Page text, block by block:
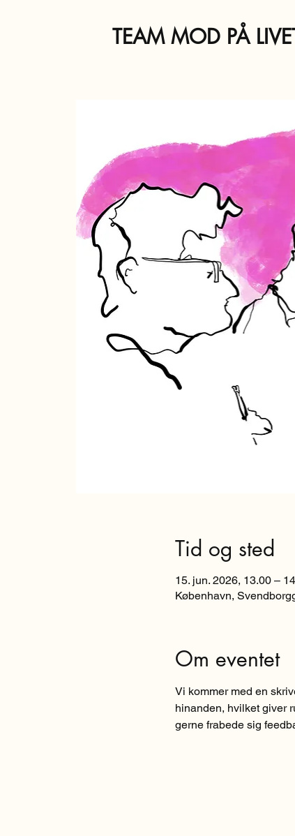
TEAM MOD PÅ
Tid og sted
15. jun. 2026, 13.00 –
København,
Om eventet
Vi kommer med en
hinanden, hvilket giver
gerne frabede sig